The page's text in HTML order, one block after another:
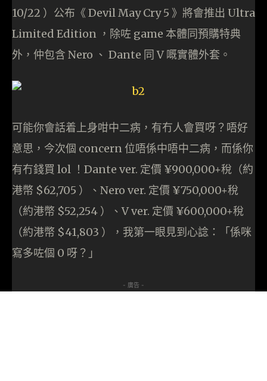
10/22 ）公布《 Devil May Cry 5 》將會推出 Ultra
Limited Edition ，除咗 game 本體同預購特典
外，仲包含 Nero 、 Dante 同 V 嘅實體外套。
可能你會話着上身咁中二病，有冇人會買呀？唔好
意思，今次個 concern 位唔係中唔中二病，而係你
有冇錢買 lol ！Dante ver. 定價 ¥900,000+稅（約
港幣 $62,705 ）、Nero ver. 定價 ¥750,000+稅
（約港幣 $52,254 ）、V ver. 定價 ¥600,000+稅
（約港幣 $41,803 ），我第一眼見到心諗：「係咪
寫多咗個 0 呀？」
- 廣告 -